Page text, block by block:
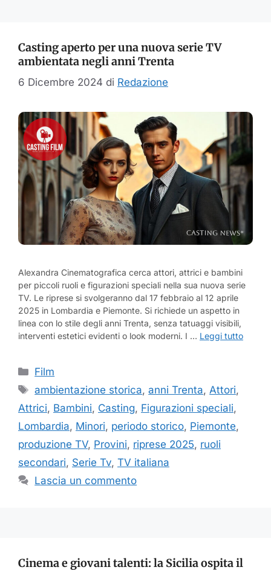
Casting aperto per una nuova serie TV
ambientata negli anni Trenta
6 Dicembre 2024 di Redazione
Alexandra Cinematografica cerca attori, attrici e bambini
per piccoli ruoli e figurazioni speciali nella sua nuova serie
TV. Le riprese si svolgeranno dal 17 febbraio al 12 aprile
2025 in Lombardia e Piemonte. Si richiede un aspetto in
linea con lo stile degli anni Trenta, senza tatuaggi visibili,
interventi estetici evidenti o look moderni. I … Leggi tutto
Categorie
Film
Tag
ambientazione storica,anni Trenta,Attori,
Attrici, Bambini, Casting, Figurazioni speciali,
Lombardia, Minori, periodo storico, Piemonte,
produzione TV, Provini, riprese 2025, ruoli
secondari, Serie Tv, TV italiana
Lascia un commento
Cinema e giovani talenti: la Sicilia ospita il